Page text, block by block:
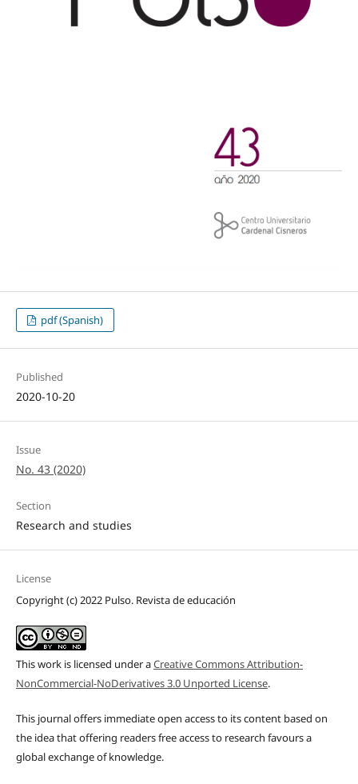
pdf (Spanish)
Published
2020-10-20
Issue
No. 43 (2020)
Section
Research and studies
License
Copyright (c) 2022 Pulso. Revista de educación
This work is licensed under aCreative Commons Attribution-
NonCommercial-NoDerivatives 3.0 Unported License.
This journal offers immediate open access to its content based on
the idea that offering readers free access to research favours a
global exchange of knowledge.